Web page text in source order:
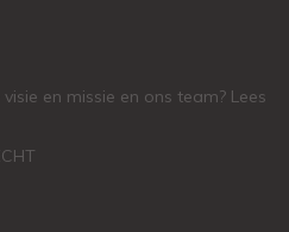
en missie en ons team? Lees